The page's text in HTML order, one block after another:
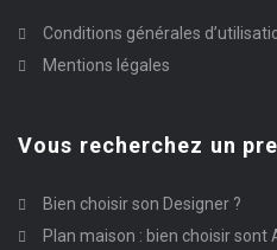
Conditions générales
Mentions légales
Vous recherchez un
Bien choisir son Designer ?
Plan maison : bien choisir sont